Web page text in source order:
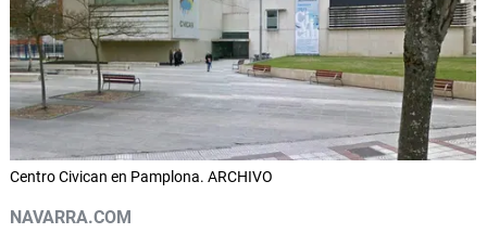
Centro Civican en Pamplona. ARCHIVO
NAVARRA.COM